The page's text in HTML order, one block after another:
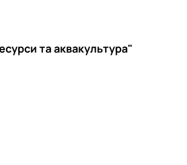
та аквакультура"